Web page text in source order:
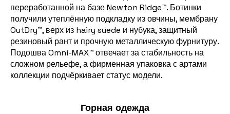
переработанной на базе Newton Ridge™. Ботинки
получили утеплённую подкладку из овчины, мембрану
OutDry™, верх из hairy suede и нубука, защитный
резиновый рант и прочную металлическую фурнитуру.
Подошва Omni-MAX™ отвечает за стабильность на
сложном рельефе, а фирменная упаковка с артами
коллекции подчёркивает статус модели.
Горная одежда